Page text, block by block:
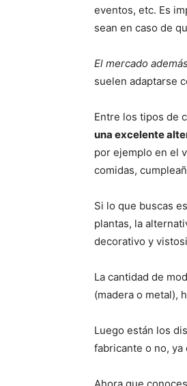
eventos, etc. Es
sean en caso de
El mercado
suelen adaptarse
Entre los tipos de
una excelente
por ejemplo en el
comidas,
Si lo que buscas
plantas, la
decorativo y
La cantidad de
(madera o metal),
Luego están los
fabricante o no,